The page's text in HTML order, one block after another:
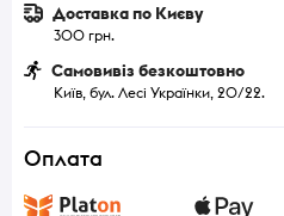
Доставка по Києву
300 грн.
Самовивіз безкоштовно
Київ, бул. Лесі Українки, 20/22.
Оплата